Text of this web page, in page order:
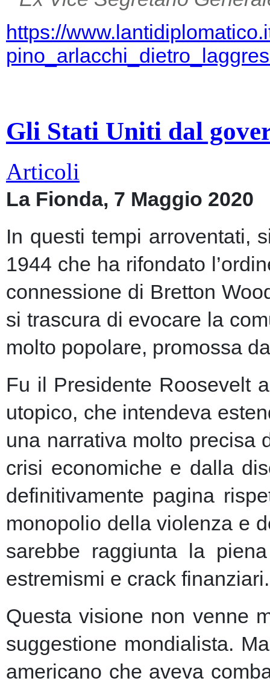
https://
Gli Stati Uniti dal
Articoli
La Fionda, 7 Maggio 2020
In questi tempi arroventati,
1944 che ha rifondato
connessione di Bretton
si trascura di evocare la
molto popolare, promossa
Fu il Presidente Roosevelt
utopico, che intendeva
una narrativa molto precisa
crisi economiche e dalla
definitivamente pagina
monopolio della violenza e
sarebbe raggiunta la
estremismi e crack finanziari.
Questa visione non venne
suggestione mondialista.
americano che aveva